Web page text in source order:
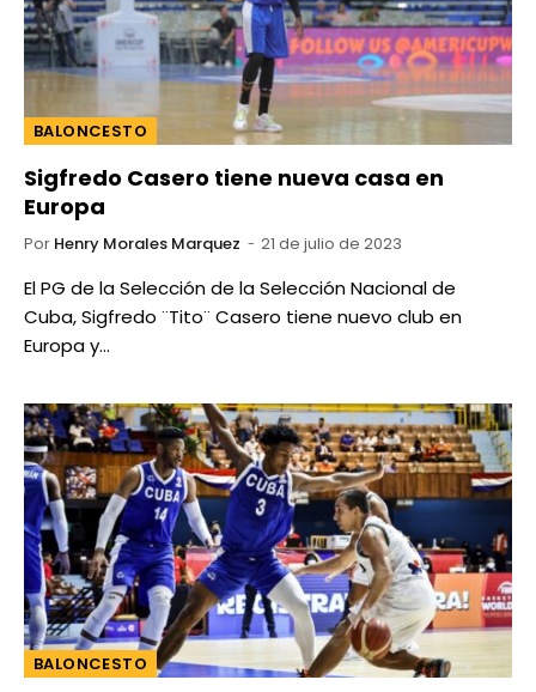
BALONCESTO
Sigfredo Casero tiene nueva casa en
Europa
Por Henry Morales Marquez 21 de julio de 2023
El PG de la Selección de la Selección Nacional de
Cuba, Sigfredo ¨Tito¨ Casero tiene nuevo club en
Europa y…
BALONCESTO